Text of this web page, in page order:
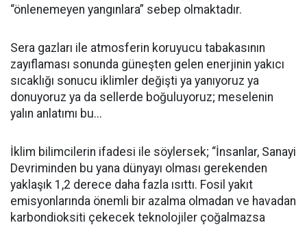
“önlenemeyen yangınlara” sebep olmaktadır.
Sera gazları ile atmosferin koruyucu tabakasının
zayıflaması sonunda güneşten gelen enerjinin yakıcı
sıcaklığı sonucu iklimler değişti ya yanıyoruz ya
donuyoruz ya da sellerde boğuluyoruz; meselenin
yalın anlatımı bu...
İklim bilimcilerin ifadesi ile söylersek; “İnsanlar, Sanayi
Devriminden bu yana dünyayı olması gerekenden
yaklaşık 1,2 derece daha fazla ısıttı. Fosil yakıt
emisyonlarında önemli bir azalma olmadan ve havadan
karbondioksiti çekecek teknolojiler çoğalmazsa